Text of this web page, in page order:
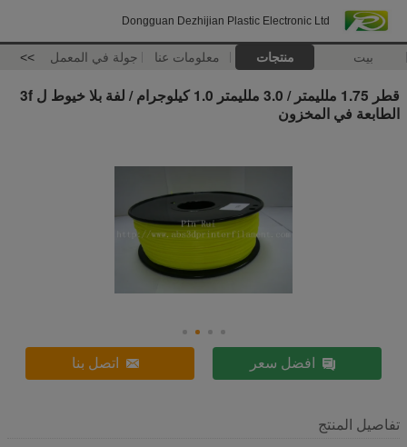
Dongguan Dezhijian Plastic Electronic Ltd
بيت منتجات معلومات عنا جولة في المعمل >>
قطر 1.75 ملليمتر / 3.0 ملليمتر 1.0 كيلوجرام / لفة بلا خيوط ل 3f
الطابعة في المخزون
افضل سعر اتصل بنا
تفاصيل المنتج